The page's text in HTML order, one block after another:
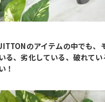
のアイテムの中でも
る、劣化している、破れて
！